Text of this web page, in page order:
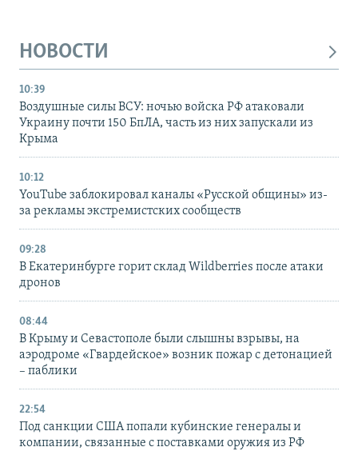
НОВОСТИ
10:39
Воздушные силы ВСУ: ночью войска РФ атаковали
Украину почти 150 БпЛА, часть из них запускали из
Крыма
10:12
YouTube заблокировал каналы «Русской общины» из-
за рекламы экстремистских сообществ
09:28
В Екатеринбурге горит склад Wildberries после атаки
дронов
08:44
В Крыму и Севастополе были слышны взрывы, на
аэродроме «Гвардейское» возник пожар с детонацией
– паблики
22:54
Под санкции США попали кубинские генералы и
компании, связанные с поставками оружия из РФ